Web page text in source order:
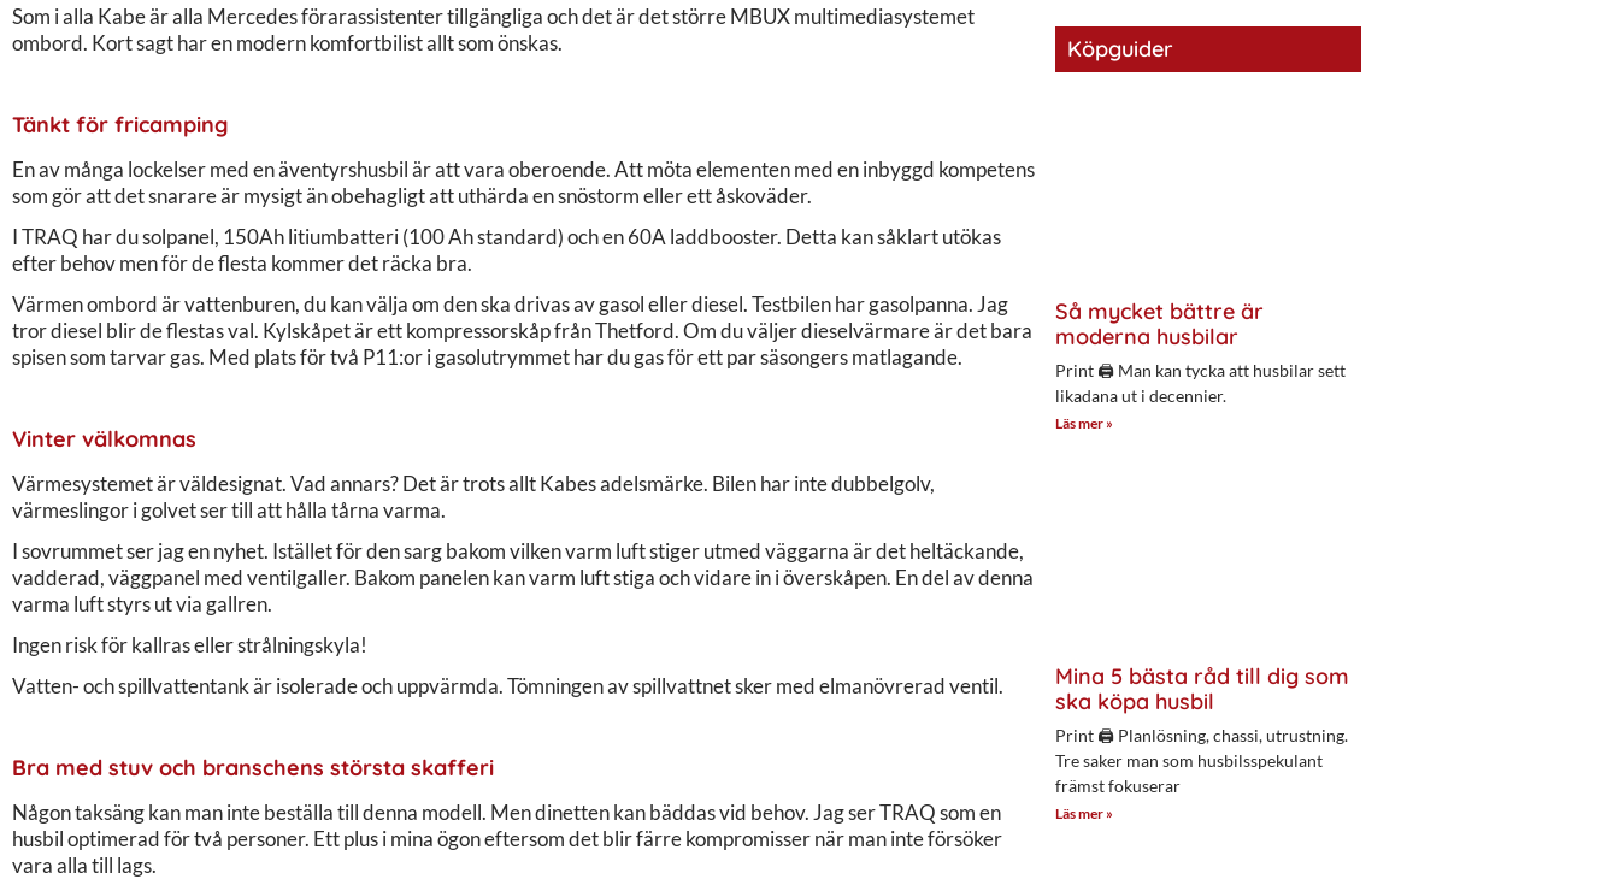
Som i alla Kabe är alla Mercedes förarassistenter tillgängliga och det är det större MBUX multimediasystemet
ombord. Kort sagt har en modern komfortbilist allt som önskas.
Tänkt för fricamping
En av många lockelser med en äventyrshusbil är att vara oberoende. Att möta elementen med en inbyggd kompetens
som gör att det snarare är mysigt än obehagligt att uthärda en snöstorm eller ett åskoväder.
I TRAQ har du solpanel, 150Ah litiumbatteri (100 Ah standard) och en 60A laddbooster. Detta kan såklart utökas
efter behov men för de flesta kommer det räcka bra.
Värmen ombord är vattenburen, du kan välja om den ska drivas av gasol eller diesel. Testbilen har gasolpanna. Jag
tror diesel blir de flestas val. Kylskåpet är ett kompressorskåp från Thetford. Om du väljer dieselvärmare är det bara
spisen som tarvar gas. Med plats för två P11:or i gasolutrymmet har du gas för ett par säsongers matlagande.
Vinter välkomnas
Värmesystemet är väldesignat. Vad annars? Det är trots allt Kabes adelsmärke. Bilen har inte dubbelgolv,
värmeslingor i golvet ser till att hålla tårna varma.
I sovrummet ser jag en nyhet. Istället för den sarg bakom vilken varm luft stiger utmed väggarna är det heltäckande,
vadderad, väggpanel med ventilgaller. Bakom panelen kan varm luft stiga och vidare in i överskåpen. En del av denna
varma luft styrs ut via gallren.
Ingen risk för kallras eller strålningskyla!
Vatten- och spillvattentank är isolerade och uppvärmda. Tömningen av spillvattnet sker med elmanövrerad ventil.
Bra med stuv och branschens största skafferi
Någon taksäng kan man inte beställa till denna modell. Men dinetten kan bäddas vid behov. Jag ser TRAQ som en
husbil optimerad för två personer. Ett plus i mina ögon eftersom det blir färre kompromisser när man inte försöker
vara alla till lags.
Köpguider
Så mycket bättre är
moderna husbilar
Print 🖨 Man kan tycka att husbilar sett
likadana ut i decennier.
Läs mer »
Mina 5 bästa råd till dig som
ska köpa husbil
Print 🖨 Planlösning, chassi, utrustning.
Tre saker man som husbilsspekulant
främst fokuserar
Läs mer »